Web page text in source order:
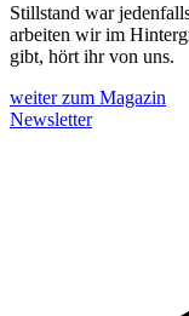
Stillstand war
arbeiten wir im
gibt, hört ihr von uns.
weiter zum Magazin
Newsletter